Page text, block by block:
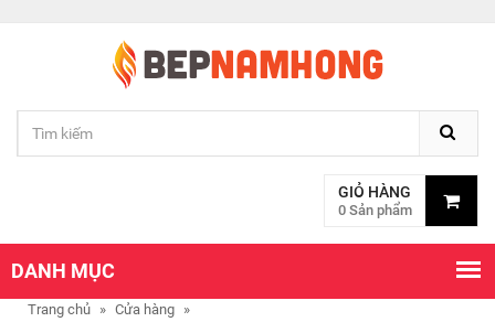
GIỎ HÀNG
0 Sản phẩm
DANH MỤC
Trang chủ » Cửa hàng »